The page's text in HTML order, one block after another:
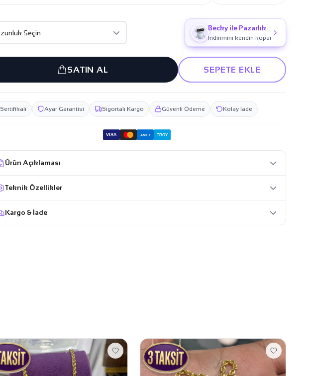
Becky ile Pazarlık
İndirimini kendin kopar
SATIN AL SEPETE EKLE
Sertifikalı Ayar Garantisi Sigortalı Kargo Güvenli Ödeme Kolay İade
VISA AMEX TROY
Ürün Açıklaması
Teknik Özellikler
Kargo & İade